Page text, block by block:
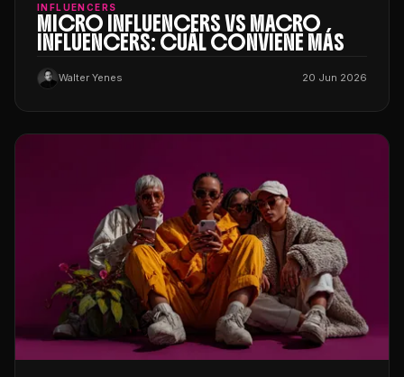
INFLUENCERS
MICRO INFLUENCERS VS MACRO
INFLUENCERS: CUÁL CONVIENE MÁS
Walter Yenes 20 Jun 2026